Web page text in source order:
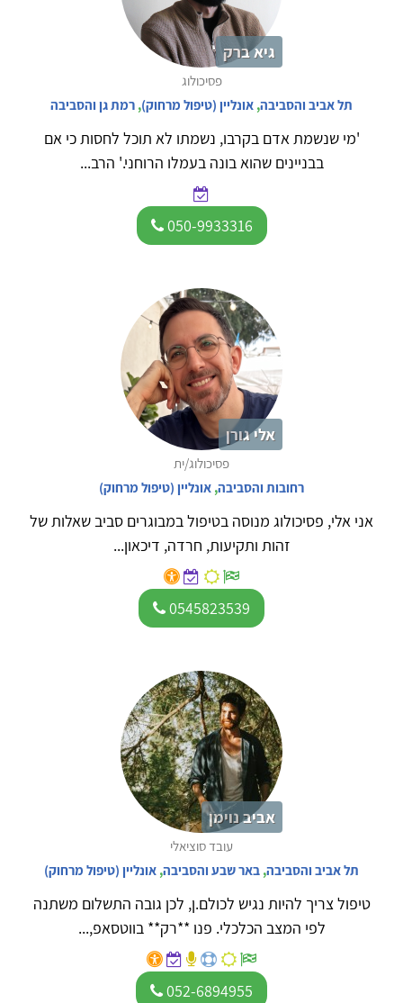
גיא ברק
פסיכולוג
תל אביב והסביבה, אונליין (טיפול מרחוק), רמת גן והסביבה
'מי שנשמת אדם בקרבו, נשמתו לא תוכל לחסות כי אם
בבניינים שהוא בונה בעמלו הרוחני.' הרב...
050-9933316
אלי גורן
פסיכולוג/ית
רחובות והסביבה, אונליין (טיפול מרחוק)
אני אלי, פסיכולוג מנוסה בטיפול במבוגרים סביב שאלות של
זהות ותקיעות, חרדה, דיכאון...
0545823539
אביב נוימן
עובד סוציאלי
תל אביב והסביבה, באר שבע והסביבה, אונליין (טיפול מרחוק)
טיפול צריך להיות נגיש לכולם.ן, לכן גובה התשלום משתנה
לפי המצב הכלכלי. פנו **רק** בווטסאפ,...
052-6894955